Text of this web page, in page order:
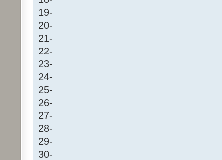
19-
20-
21-
22-
23-
24-
25-
26-
27-
28-
29-
30-